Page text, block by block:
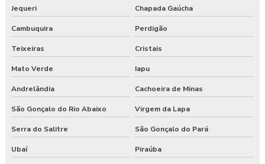
Jequeri Chapada Gaúcha
Cambuquira Perdigão
Teixeiras Cristais
Mato Verde Iapu
Andrelândia Cachoeira de Minas
São Gonçalo do Rio Abaixo Virgem da Lapa
Serra do Salitre São Gonçalo do Pará
Ubaí Piraúba